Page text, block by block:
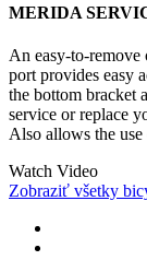
MERIDA
An easy-to-remove
port provides easy
the bottom bracket
service or replace
Also allows the
Watch Video
Zobraziť všetky